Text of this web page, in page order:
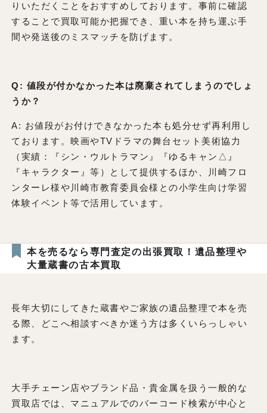
りいただくことをおすすめしております。事前に確認
することで買取可能か把握でき、重い本を持ち運ぶ手
間や発送後のミスマッチを防げます。
Q: 値段が付かなかった本は廃棄されてしまうのでしょ
うか？
A: お値段がお付けできなかった本も処分せず再利用し
ております。映画やTVドラマの舞台セット美術協力
（実績：『シン・ウルトラマン』『ゆるキャン△』
『キャラクター』等）として提供するほか、川崎フロ
ンターレ様や川崎市教育委員会様との小学生向け学習
体験イベント等で活用しています。
本を売るなら専門査定の出張買取！遺品整理や
大量蔵書の古本買取
長年大切にしてきた蔵書やご家族の遺品整理で本を売
る際、どこへ相談すべきか迷う方は多くいらっしゃい
ます。
大手チェーン店やブランド品・貴金属を扱う一般的な
買取店では、マニュアルでのバーコード検索が中心と